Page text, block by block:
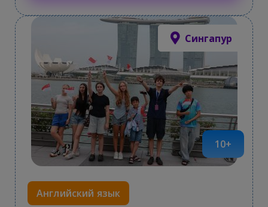
Сингапур
10+
Английский язык